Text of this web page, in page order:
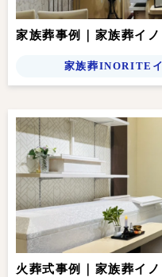
家族葬事例｜家族葬イ
家族葬INORITE
火葬式事例｜家族葬イ